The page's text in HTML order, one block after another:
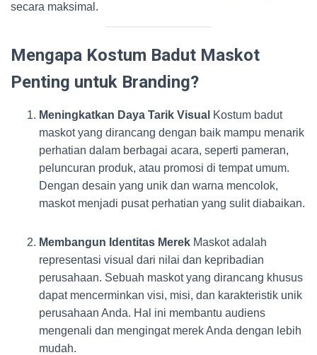
secara maksimal.
Mengapa Kostum Badut Maskot
Penting untuk Branding?
Meningkatkan Daya Tarik Visual Kostum badut
maskot yang dirancang dengan baik mampu menarik
perhatian dalam berbagai acara, seperti pameran,
peluncuran produk, atau promosi di tempat umum.
Dengan desain yang unik dan warna mencolok,
maskot menjadi pusat perhatian yang sulit diabaikan.
Membangun Identitas Merek Maskot adalah
representasi visual dari nilai dan kepribadian
perusahaan. Sebuah maskot yang dirancang khusus
dapat mencerminkan visi, misi, dan karakteristik unik
perusahaan Anda. Hal ini membantu audiens
mengenali dan mengingat merek Anda dengan lebih
mudah.